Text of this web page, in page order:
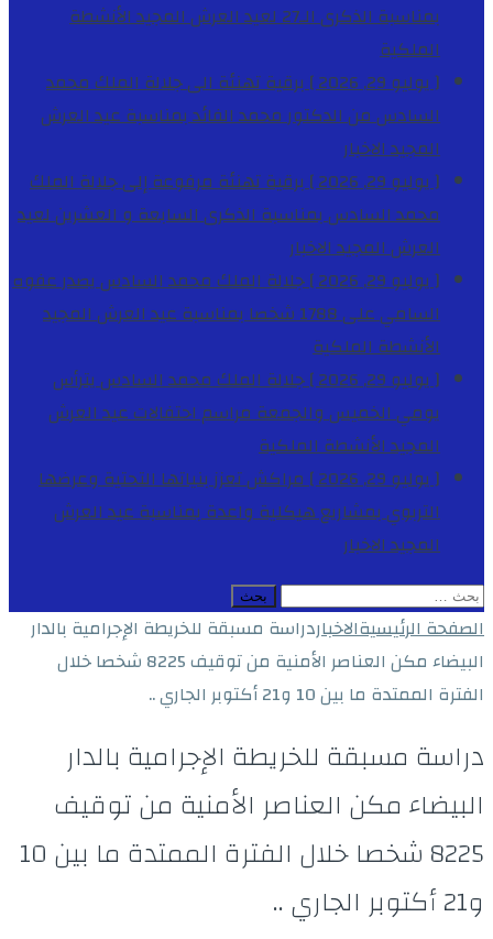
بمناسبة الذكرى الـ27 لعيد العرش المجيد
الأنشطة
الملكية
[ يوليو 29, 2026 ]
برقية تهنئة الى جلالة الملك محمد
السادس من الدكتور محمد الفائد بمناسبة عيد العرش
المجيدالاخبار
[ يوليو 29, 2026 ]
برقية تهنئة مرفوعة إلى جلالة الملك
محمد السادس بمناسبة الذكرى السابعة و العشرين لعيد
العرش المجيدالاخبار
[ يوليو 29, 2026 ]
جلالة الملك محمد السادس يصدر عفوه
السامي على 1788 شخصا بمناسبة عيد العرش المجيد
الأنشطة الملكية
[ يوليو 29, 2026 ]
جلالة الملك محمد السادس يترأس
يومي الخميس والجمعة مراسم احتفالات عيد العرش
المجيدالأنشطة الملكية
[ يوليو 29, 2026 ]
مراكش تعزز بنياتها التحتية وعرضها
التربوي بمشاريع هيكلية واعدة بمناسبة عيد العرش
المجيدالاخبار
البحث
عن:
الصفحة الرئيسيةالاخباردراسة مسبقة للخريطة الإجرامية بالدار
البيضاء مكن العناصر الأمنية من توقيف 8225 شخصا خلال
الفترة الممتدة ما بين 10 و21 أكتوبر الجاري ..
دراسة مسبقة للخريطة الإجرامية بالدار
البيضاء مكن العناصر الأمنية من توقيف
8225 شخصا خلال الفترة الممتدة ما بين 10
و21 أكتوبر الجاري ..